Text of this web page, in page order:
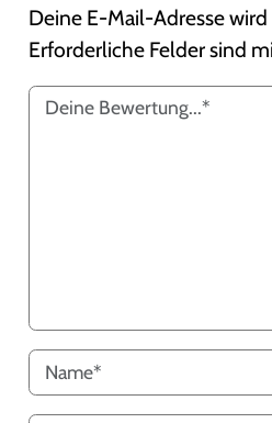
Deine E-Mail-Adresse
Erforderliche Felder sind